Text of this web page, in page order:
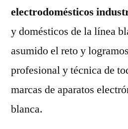
electrodomésticos
y domésticos de la línea
asumido el reto y
profesional y técnica de
marcas de aparatos
blanca.